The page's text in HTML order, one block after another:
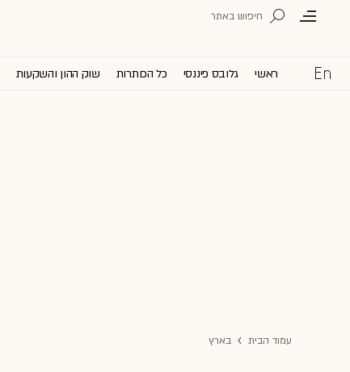
ראשי גלובס פיננסי כל הכותרות שוק ההון והשקעות
עמוד הבית בארץ